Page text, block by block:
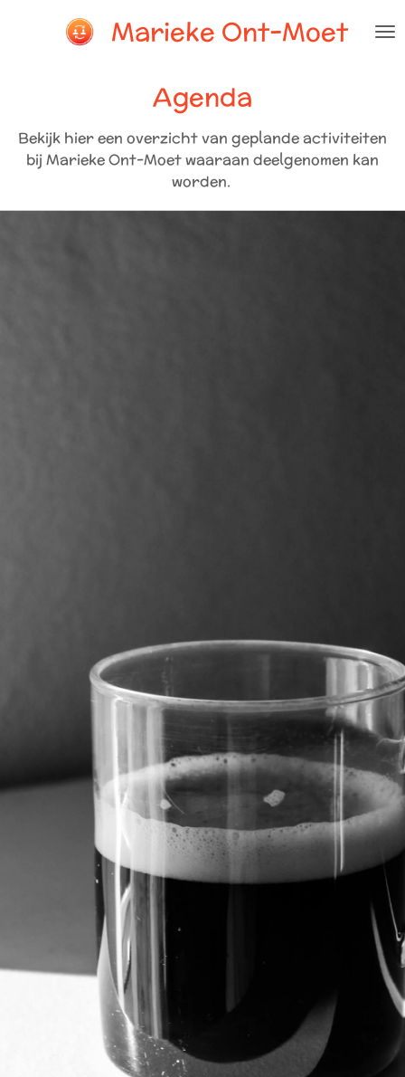
Marieke Ont-Moet
Agenda
Bekijk hier een overzicht van geplande activiteiten
bij Marieke Ont-Moet waaraan deelgenomen kan
worden.